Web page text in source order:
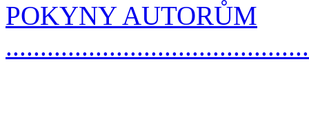
POKYNY AUTORŮM